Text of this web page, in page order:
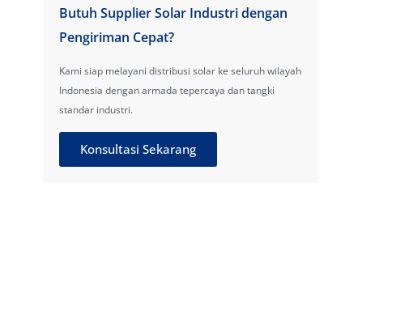
Butuh Supplier Solar Industri dengan
Pengiriman Cepat?
Kami siap melayani distribusi solar ke seluruh wilayah
Indonesia dengan armada tepercaya dan tangki
standar industri.
Konsultasi Sekarang